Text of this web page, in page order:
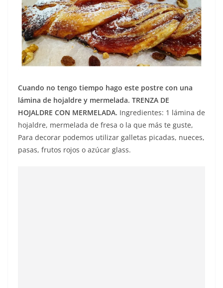
Cuando no tengo tiempo hago este postre con una
lámina de hojaldre y mermelada. TRENZA DE
HOJALDRE CON MERMELADA. Ingredientes: 1 lámina de
hojaldre, mermelada de fresa o la que más te guste,
Para decorar podemos utilizar galletas picadas, nueces,
pasas, frutos rojos o azúcar glass.